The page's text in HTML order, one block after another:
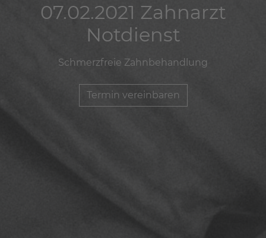
07.02.2021 Zahnarzt
Notdienst
Schmerzfreie Zahnbehandlung
Termin vereinbaren
07.02.2021 Zahnarzt
Notdienst
Schmerzfreie Zahnbehandlung
Termin vereinbaren
07.02.2021 Zahnarzt
Notdienst
Schmerzfreie Zahnbehandlung
Termin vereinbaren